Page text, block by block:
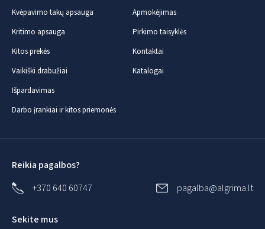
Kvėpavimo takų apsauga
Kritimo apsauga
Kitos prekės
Vaikiški drabužiai
Išpardavimas
Darbo įrankiai ir kitos priemonės
Apmokėjimas
Pirkimo taisyklės
Kontaktai
Katalogai
Reikia pagalbos?
+370 640 60747
pagalba@algrima.lt
Sekite mus